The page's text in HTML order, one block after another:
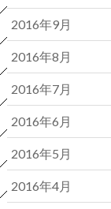
2016年9月
2016年8月
2016年7月
2016年6月
2016年5月
2016年4月